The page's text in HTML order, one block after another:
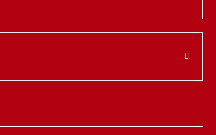
Taraftar Forması - Kırmızı L